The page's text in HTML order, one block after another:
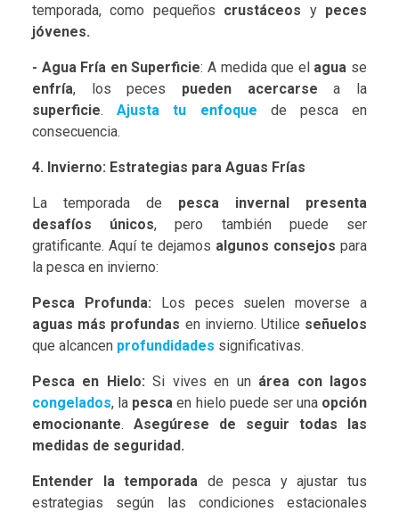
temporada, como pequeños crustáceos y peces
jóvenes.
- Agua Fría en Superficie: A medida que el agua se
enfría, los peces pueden acercarsea la
superficie.Ajusta tu enfoque de pesca en
consecuencia.
4. Invierno: Estrategias para Aguas Frías
La temporada de pesca invernal presenta
desafíos únicos, pero también puede ser
gratificante. Aquí te dejamos algunos consejos para
la pesca en invierno:
Pesca Profunda: Los peces suelen moverse a
aguas más profundas en invierno. Utilice señuelos
que alcancen profundidades significativas.
Pesca en Hielo: Si vives en un área con lagos
congelados, la pescaen hielo puede ser una opción
emocionante. Asegúrese de seguir todas las
medidas de seguridad.
Entender la temporada de pesca y ajustar tus
estrategias según las condiciones estacionales